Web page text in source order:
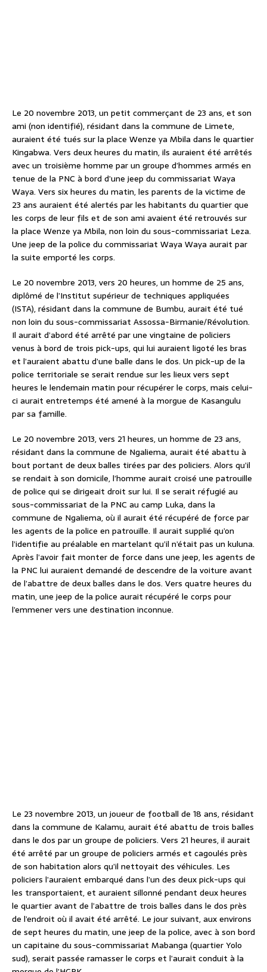
Le 20 novembre 2013, un petit commerçant de 23 ans, et son
ami (non identifié), résidant dans la commune de Limete,
auraient été tués sur la place Wenze ya Mbila dans le quartier
Kingabwa. Vers deux heures du matin, ils auraient été arrêtés
avec un troisième homme par un groupe d’hommes armés en
tenue de la PNC à bord d’une jeep du commissariat Waya
Waya. Vers six heures du matin, les parents de la victime de
23 ans auraient été alertés par les habitants du quartier que
les corps de leur fils et de son ami avaient été retrouvés sur
la place Wenze ya Mbila, non loin du sous-commissariat Leza.
Une jeep de la police du commissariat Waya Waya aurait par
la suite emporté les corps.
Le 20 novembre 2013, vers 20 heures, un homme de 25 ans,
diplômé de l’Institut supérieur de techniques appliquées
(ISTA), résidant dans la commune de Bumbu, aurait été tué
non loin du sous-commissariat Assossa-Birmanie/Révolution.
Il aurait d’abord été arrêté par une vingtaine de policiers
venus à bord de trois pick-ups, qui lui auraient ligoté les bras
et l’auraient abattu d’une balle dans le dos. Un pick-up de la
police territoriale se serait rendue sur les lieux vers sept
heures le lendemain matin pour récupérer le corps, mais celui-
ci aurait entretemps été amené à la morgue de Kasangulu
par sa famille.
Le 20 novembre 2013, vers 21 heures, un homme de 23 ans,
résidant dans la commune de Ngaliema, aurait été abattu à
bout portant de deux balles tirées par des policiers. Alors qu’il
se rendait à son domicile, l’homme aurait croisé une patrouille
de police qui se dirigeait droit sur lui. Il se serait réfugié au
sous-commissariat de la PNC au camp Luka, dans la
commune de Ngaliema, où il aurait été récupéré de force par
les agents de la police en patrouille. Il aurait supplié qu’on
l’identifie au préalable en martelant qu’il n’était pas un kuluna.
Après l’avoir fait monter de force dans une jeep, les agents de
la PNC lui auraient demandé de descendre de la voiture avant
de l’abattre de deux balles dans le dos. Vers quatre heures du
matin, une jeep de la police aurait récupéré le corps pour
l’emmener vers une destination inconnue.
Le 23 novembre 2013, un joueur de football de 18 ans, résidant
dans la commune de Kalamu, aurait été abattu de trois balles
dans le dos par un groupe de policiers. Vers 21 heures, il aurait
été arrêté par un groupe de policiers armés et cagoulés près
de son habitation alors qu’il nettoyait des véhicules. Les
policiers l’auraient embarqué dans l’un des deux pick-ups qui
les transportaient, et auraient sillonné pendant deux heures
le quartier avant de l’abattre de trois balles dans le dos près
de l’endroit où il avait été arrêté. Le jour suivant, aux environs
de sept heures du matin, une jeep de la police, avec à son bord
un capitaine du sous-commissariat Mabanga (quartier Yolo
sud), serait passée ramasser le corps et l’aurait conduit à la